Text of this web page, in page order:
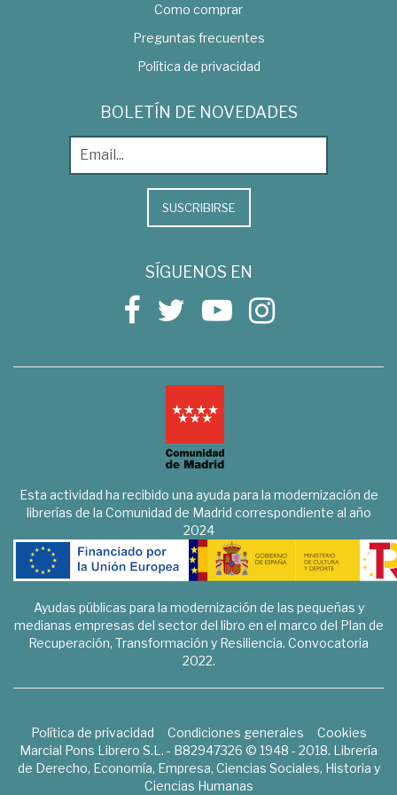
Como comprar
Preguntas frecuentes
Política de privacidad
BOLETÍN DE NOVEDADES
SUSCRIBIRSE
SÍGUENOS EN
Esta actividad ha recibido una ayuda para la modernización de
librerías de la Comunidad de Madrid correspondiente al año
2024
Ayudas públicas para la modernización de las pequeñas y
medianas empresas del sector del libro en el marco del Plan de
Recuperación, Transformación y Resiliencia. Convocatoria
2022.
Política de privacidad Condiciones generales
Cookies
Marcial Pons Librero S.L. - B82947326 © 1948 - 2018. Librería
de Derecho, Economía, Empresa, Ciencias Sociales, Historia y
Ciencias Humanas